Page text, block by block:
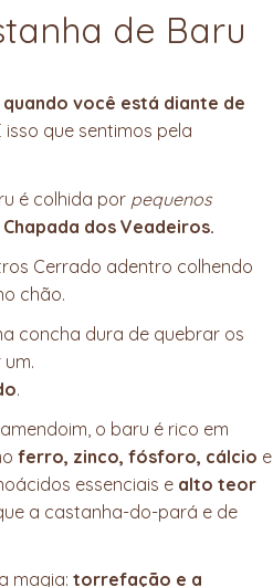
de Baru
você está diante de
isso que sentimos pela
é colhida por pequenos
Chapada dos Veadeiros.
Cerrado adentro colhendo
chão.
concha dura de quebrar os
.
o baru é rico em
ferro, zinco, fósforo, cálcio e
essenciais e alto teor
a castanha-do-pará e de
magia: torrefação e a